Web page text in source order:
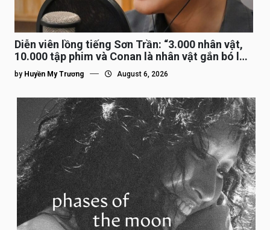
Diễn viên lồng tiếng Sơn Trần: “3.000 nhân vật,
10.000 tập phim và Conan là nhân vật gắn bó lâu
nhất”
by Huyền My Trương August 6, 2026